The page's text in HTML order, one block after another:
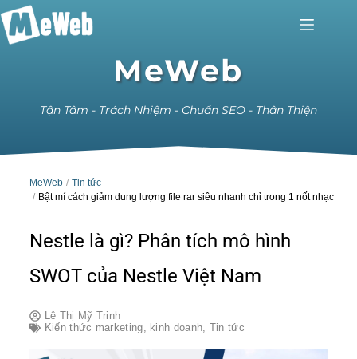
MeWeb
Tận Tâm - Trách Nhiệm - Chuẩn SEO - Thân Thiện
MeWeb
Tin tức
Bật mí cách giảm dung lượng file rar siêu nhanh chỉ trong 1 nốt nhạc
Nestle là gì? Phân tích mô hình
SWOT của Nestle Việt Nam
Lê Thị Mỹ Trinh
Kiến thức marketing, kinh doanh, Tin tức